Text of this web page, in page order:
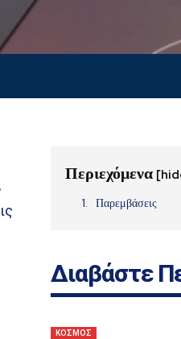
Περιεχόμενα
Παρεμβάσεις
Διαβάστε
ΚΟΣΜΟΣ